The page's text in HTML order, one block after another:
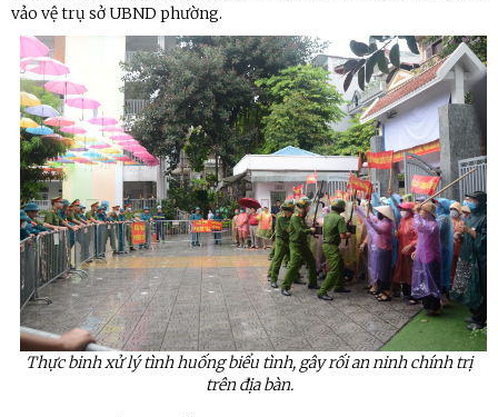
vảo vệ trụ sở UBND phường.
Thực binh xử lý tình huống biểu tình, gây rối an ninh chính trị
trên địa bàn.